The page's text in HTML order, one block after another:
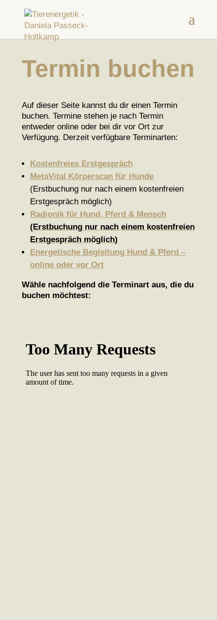
Termin buchen
Auf dieser Seite kannst du dir einen Termin
buchen. Termine stehen je nach Termin
entweder online oder bei dir vor Ort zur
Verfügung. Derzeit verfügbare Terminarten:
Kostenfreies Erstgespräch
MetaVital Körperscan für Hunde
(Erstbuchung nur nach einem kostenfreien
Erstgespräch möglich)
Radionik für Hund, Pferd & Mensch
(Erstbuchung nur nach einem kostenfreien
Erstgespräch möglich)
Energetische Begleitung Hund & Pferd –
online oder vor Ort
Wähle nachfolgend die Terminart aus, die du
buchen möchtest: